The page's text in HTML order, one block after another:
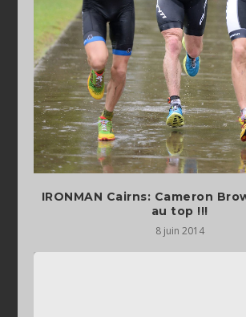
IRONMAN Cairns: Cameron
au top !!!
8 juin 2014